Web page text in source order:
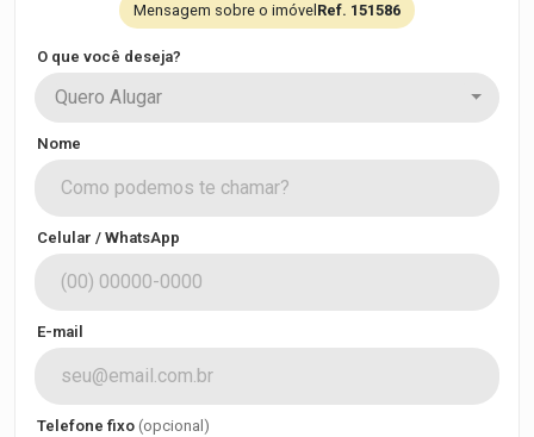
Mensagem sobre o imóvel Ref. 151586
O que você deseja?
Quero Alugar
Nome
Celular / WhatsApp
E-mail
Telefone fixo (opcional)